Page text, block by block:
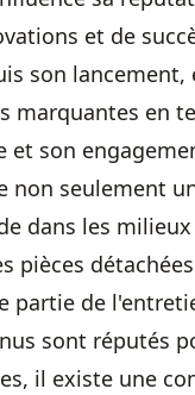
et de
son lancement,
marquantes en
et son
seulement
dans les
pièces
partie de
sont réputés
il existe une